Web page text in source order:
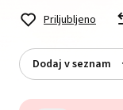
Priljubljeno
Dodaj v seznam